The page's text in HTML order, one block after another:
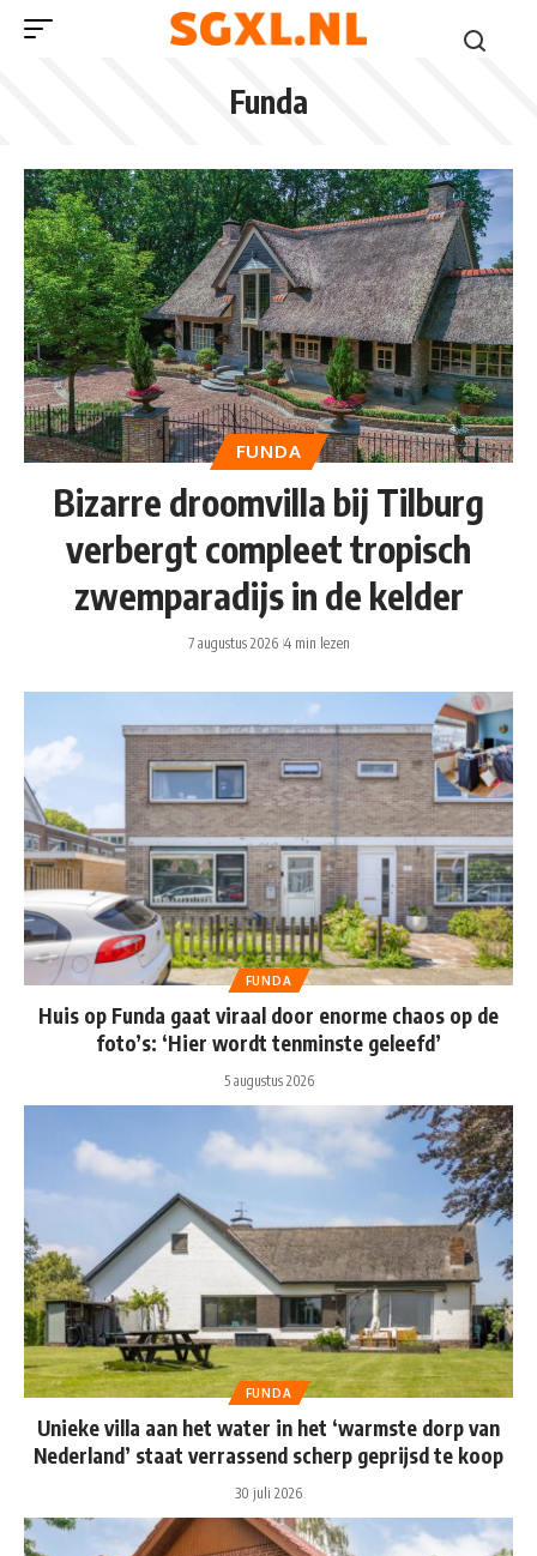
Funda
FUNDA
Bizarre droomvilla bij Tilburg
verbergt compleet tropisch
zwemparadijs in de kelder
7 augustus 2026 4 min lezen
FUNDA
Huis op Funda gaat viraal door enorme chaos op de
foto’s: ‘Hier wordt tenminste geleefd’
5 augustus 2026
FUNDA
Unieke villa aan het water in het ‘warmste dorp van
Nederland’ staat verrassend scherp geprijsd te koop
30 juli 2026